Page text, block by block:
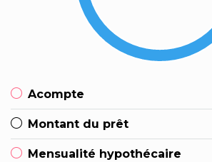
Acompte
Montant du prêt
Mensualité hypothécaire